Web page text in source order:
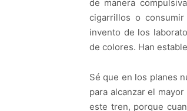
de manera
cigarrillos o
invento de los
de colores. Han
Sé que en los planes
para alcanzar el
este tren, porque